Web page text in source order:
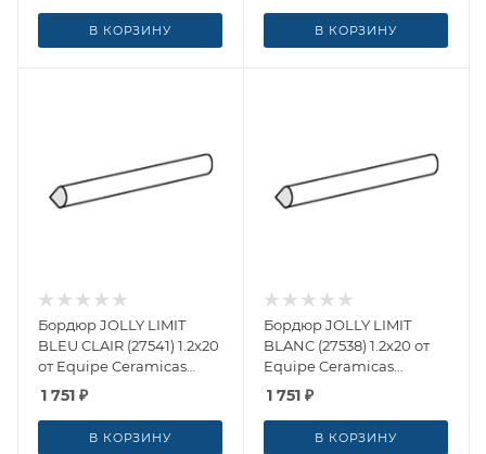
В КОРЗИНУ В КОРЗИНУ
Бордюр JOLLY LIMIT
BLEU CLAIR (27541) 1.2x20
от Equipe Ceramicas
(Испания)
1 751 ₽
В КОРЗИНУ
Бордюр JOLLY LIMIT
BLANC (27538) 1.2x20 от
Equipe Ceramicas
(Испания)
1 751 ₽
В КОРЗИНУ